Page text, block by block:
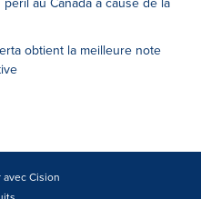
obtient la meilleure note
Cision